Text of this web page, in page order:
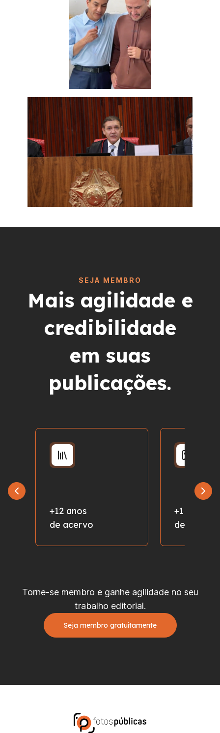
SEJA MEMBRO
Mais agilidade e
credibilidade
em suas
publicações.
+12 anos
de acervo
+1 milhão
de fotos
Torne-se membro e ganhe agilidade no seu
trabalho editorial.
Seja membro gratuitamente